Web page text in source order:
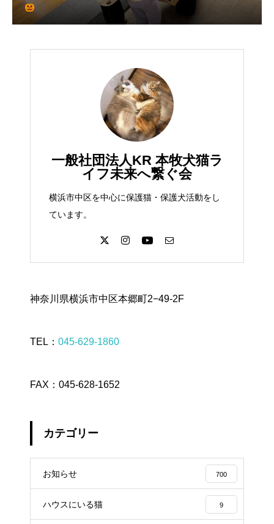
一般社団法人KR 本牧犬猫ラ
イフ未来へ繋ぐ会
横浜市中区を中心に保護猫・保護犬活動をし
ています。
神奈川県横浜市中区本郷町2−49-2F
TEL： 045-629-1860
FAX：045-628-1652
カテゴリー
お知らせ 700
ハウスにいる猫 9